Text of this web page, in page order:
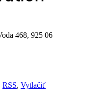
468, 925 06
RSS, Vytlačiť